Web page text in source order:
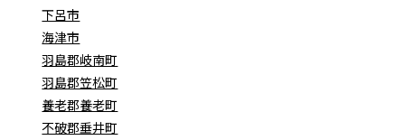
下呂市
海津市
羽島郡岐南町
羽島郡笠松町
養老郡養老町
不破郡垂井町